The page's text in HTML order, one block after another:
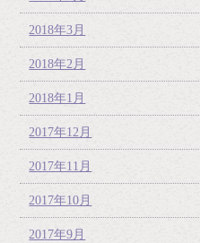
2018年3月
2018年2月
2018年1月
2017年12月
2017年11月
2017年10月
2017年9月